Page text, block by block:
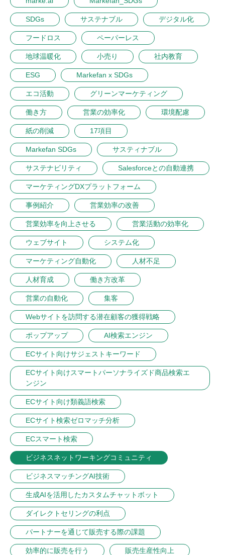
SDGs サステナブル デジタル化
フードロス ペーパーレス
地球温暖化 小売り 社内教育
ESG Markefan x SDGs
エコ活動 グリーンマーケティング
働き方 営業の効率化 環境配慮
紙の削減 17項目
Markefan SDGs サスティナブル
サステナビリティ Salesforceとの自動連携
マーケティングDXプラットフォーム
事例紹介 営業効率の改善
営業効率を向上させる 営業活動の効率化
ウェブサイト システム化
マーケティング自動化 人材不足
人材育成 働き方改革
営業の自動化 集客
Webサイトを訪問する潜在顧客の獲得戦略
ポップアップ AI検索エンジン
ECサイト向けサジェストキーワード
ECサイト向けスマートパーソナライズド商品検索エ
ンジン
ECサイト向け類義語検索
ECサイト検索ゼロマッチ分析
ECスマート検索
ビジネスネットワーキングコミュニティ
ビジネスマッチングAI技術
生成AIを活用したカスタムチャットボット
ダイレクトセリングの利点
パートナーを通じて販売する際の課題
効率的に販売を行う 販売生産性向上